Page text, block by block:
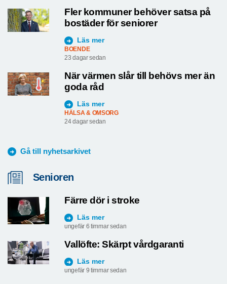
Fler kommuner behöver satsa på
bostäder för seniorer
Läs mer
BOENDE
23 dagar sedan
När värmen slår till behövs mer än
goda råd
Läs mer
HÄLSA & OMSORG
24 dagar sedan
Gå till nyhetsarkivet
Senioren
Färre dör i stroke
Läs mer
ungefär 6 timmar sedan
Vallöfte: Skärpt vårdgaranti
Läs mer
ungefär 9 timmar sedan